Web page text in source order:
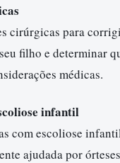
cirúrgicas para
filho e determinar
médicas.
infantil
com escoliose
ajudada por